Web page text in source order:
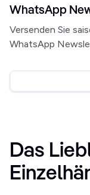
WhatsApp
Versenden Sie
WhatsApp
Das